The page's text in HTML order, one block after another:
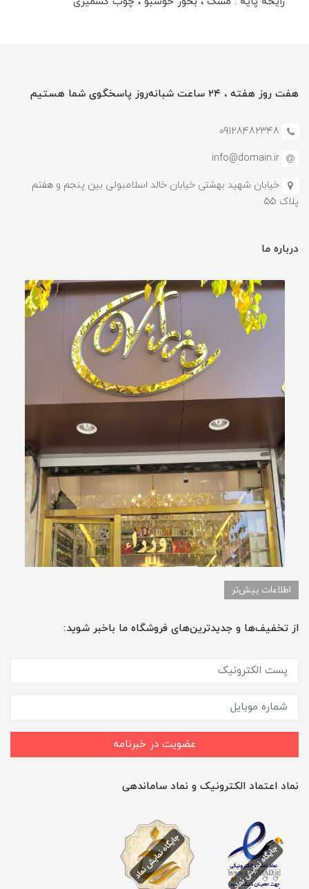
هفت روز هفته ، ۲۴ ساعت شبانه‌روز پاسخگوی شما هستیم
09128482348
info@domain.ir
خیابان شهید بهشتی خیابان خالد اسلامبولی بین پنجم و هفتم
پلاک 55
درباره ما
اطلاعات بیش‌تر
از تخفیف‌ها و جدیدترین‌های فروشگاه ما باخبر شوید:
عضویت در خبرنامه
نماد اعتماد الکترونیک و نماد ساماندهی